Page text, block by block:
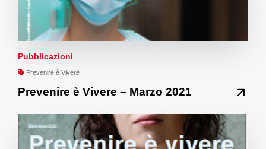
Pubblicazioni
Prevenire è Vivere
Prevenire è Vivere – Marzo 2021